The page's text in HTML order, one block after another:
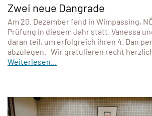
Zwei neue Dangrade
Am 20. Dezember fand in Wimpassing,
Prüfung in diesem Jahr statt. Vanessa
daran teil, um erfolgreich ihren 4. Dan
abzulegen. Wir gratulieren recht
Weiterlesen...